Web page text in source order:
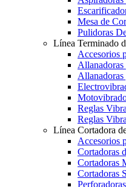
Mesa de
Pulidoras
Línea Terminado
Accesorios
Reglas
Reglas
Línea Cortadora
Accesorios
Cortadoras
Cortadoras
Cortadoras
Perforadoras